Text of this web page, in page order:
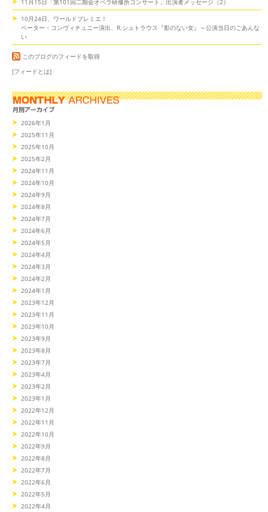
10月24日、ワールドプレミエ！
ペーター・コンヴィチュニー演出、R.シュトラウス『影のない女』～公演当日のごあんな
い
このブログのフィードを取得
[フィードとは]
2026年1月
2025年11月
2025年10月
2025年2月
2024年11月
2024年10月
2024年9月
2024年8月
2024年7月
2024年6月
2024年5月
2024年4月
2024年3月
2024年2月
2024年1月
2023年12月
2023年11月
2023年10月
2023年9月
2023年8月
2023年7月
2023年4月
2023年2月
2023年1月
2022年12月
2022年11月
2022年10月
2022年9月
2022年8月
2022年7月
2022年6月
2022年5月
2022年4月